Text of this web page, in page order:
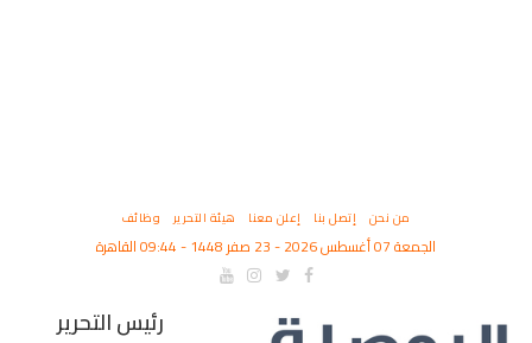
من نحن إتصل بنا إعلن معنا هيئة التحرير وظائف
الجمعة 07 أغسطس 2026 - 23 صفر 1448 - 09:44 القاهرة
رئيس التحرير